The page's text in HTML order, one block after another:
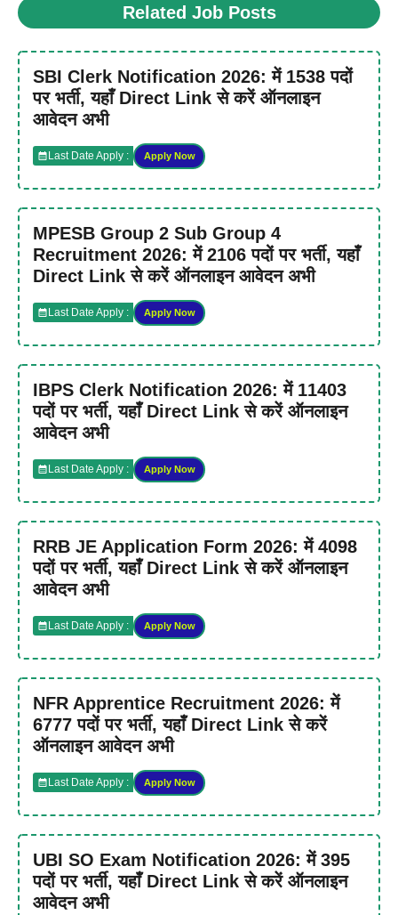
Related Job Posts
SBI Clerk Notification 2026: में 1538 पदों
पर भर्ती, यहाँ Direct Link से करें ऑनलाइन
आवेदन अभी
Last Date Apply : Apply Now
MPESB Group 2 Sub Group 4
Recruitment 2026: में 2106 पदों पर भर्ती, यहाँ
Direct Link से करें ऑनलाइन आवेदन अभी
Last Date Apply : Apply Now
IBPS Clerk Notification 2026: में 11403
पदों पर भर्ती, यहाँ Direct Link से करें ऑनलाइन
आवेदन अभी
Last Date Apply : Apply Now
RRB JE Application Form 2026: में 4098
पदों पर भर्ती, यहाँ Direct Link से करें ऑनलाइन
आवेदन अभी
Last Date Apply : Apply Now
NFR Apprentice Recruitment 2026: में
6777 पदों पर भर्ती, यहाँ Direct Link से करें
ऑनलाइन आवेदन अभी
Last Date Apply : Apply Now
UBI SO Exam Notification 2026: में 395
पदों पर भर्ती, यहाँ Direct Link से करें ऑनलाइन
आवेदन अभी